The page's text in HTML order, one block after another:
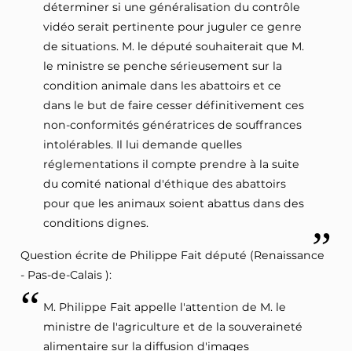
déterminer si une généralisation du contrôle
vidéo serait pertinente pour juguler ce genre
de situations. M. le député souhaiterait que M.
le ministre se penche sérieusement sur la
condition animale dans les abattoirs et ce
dans le but de faire cesser définitivement ces
non-conformités génératrices de souffrances
intolérables. Il lui demande quelles
réglementations il compte prendre à la suite
du comité national d'éthique des abattoirs
pour que les animaux soient abattus dans des
conditions dignes.
Question écrite de Philippe Fait député (Renaissance
- Pas-de-Calais ):
M. Philippe Fait appelle l'attention de M. le
ministre de l'agriculture et de la souveraineté
alimentaire sur la diffusion d'images